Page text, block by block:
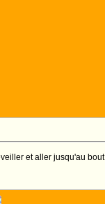
et aller jusqu'au bout